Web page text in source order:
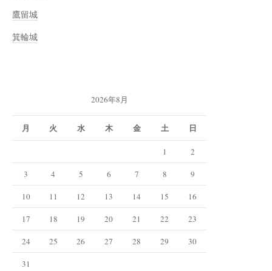
鷹留城
箕輪城
2026年8月
月 火 水 木 金 土 日
1 2
3 4 5 6 7 8 9
10 11 12 13 14 15 16
17 18 19 20 21 22 23
24 25 26 27 28 29 30
31